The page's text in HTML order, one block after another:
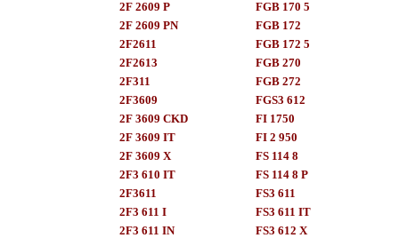
2F 2609 P
2F 2609 PN
2F2611
2F2613
2F311
2F3609
2F 3609 CKD
2F 3609 IT
2F 3609 X
2F3 610 IT
2F3611
2F3 611 I
2F3 611 IN
FGB 170 5
FGB 172
FGB 172 5
FGB 270
FGB 272
FGS3 612
FI 1750
FI 2 950
FS 114 8
FS 114 8 P
FS3 611
FS3 611 IT
FS3 612 X